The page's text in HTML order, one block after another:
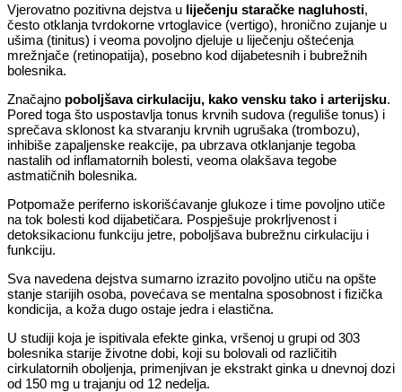
Vjerovatno pozitivna dejstva u liječenju staračke nagluhosti,
često otklanja tvrdokorne vrtoglavice (vertigo), hronično zujanje u
ušima (tinitus) i veoma povoljno djeluje u liječenju oštećenja
mrežnjače (retinopatija), posebno kod dijabetesnih i bubrežnih
bolesnika.
Značajno poboljšava cirkulaciju, kako vensku tako i arterijsku.
Pored toga što uspostavlja tonus krvnih sudova (reguliše tonus) i
sprečava sklonost ka stvaranju krvnih ugrušaka (trombozu),
inhibiše zapaljenske reakcije, pa ubrzava otklanjanje tegoba
nastalih od inflamatornih bolesti, veoma olakšava tegobe
astmatičnih bolesnika.
Potpomaže periferno iskorišćavanje glukoze i time povoljno utiče
na tok bolesti kod dijabetičara. Pospješuje prokrljvenost i
detoksikacionu funkciju jetre, poboljšava bubrežnu cirkulaciju i
funkciju.
Sva navedena dejstva sumarno izrazito povoljno utiču na opšte
stanje starijih osoba, povećava se mentalna sposobnost i fizička
kondicija, a koža dugo ostaje jedra i elastična.
U studiji koja je ispitivala efekte ginka, vršenoj u grupi od 303
bolesnika starije životne dobi, koji su bolovali od različitih
cirkulatornih oboljenja, primenjivan je ekstrakt ginka u dnevnoj dozi
od 150 mg u trajanju od 12 nedelja.